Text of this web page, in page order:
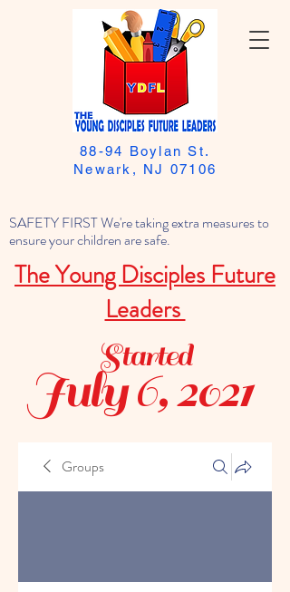
SAFETY FIRST We're taking extra measures to
ensure your children are safe.
The Young Disciples Future
Leaders
88-94 Boylan St.
Newark, NJ 07106
July 6, 2021
Started
Groups